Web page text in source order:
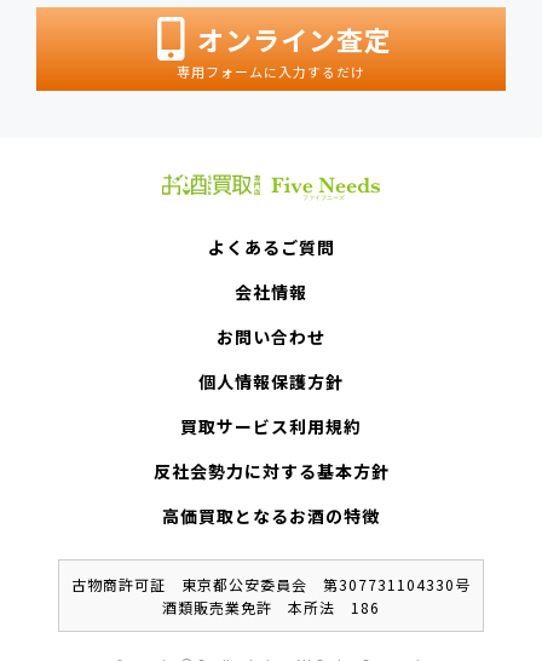
オンライン査定
専用フォームに入力するだけ
よくあるご質問
会社情報
お問い合わせ
個人情報保護方針
買取サービス利用規約
反社会勢力に対する基本方針
高価買取となるお酒の特徴
古物商許可証 東京都公安委員会 第307731104330号
酒類販売業免許 本所法 186